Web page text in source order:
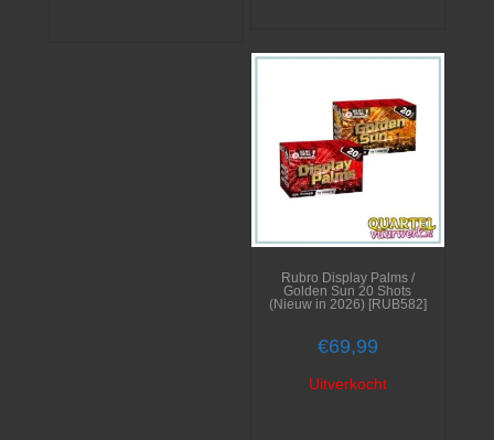
Rubro Display Palms /
Golden Sun 20 Shots
(Nieuw in 2026) [RUB582]
€69,99
Uitverkocht